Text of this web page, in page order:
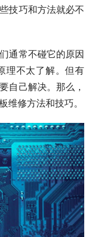
技巧和方法就必不
通常不碰它的原因
理不太了解。但有
自己解决。那么，
修方法和技巧。